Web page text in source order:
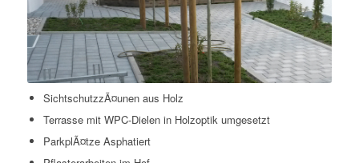
SichtschutzzÃ¤unen aus Holz
Terrasse mit WPC-Dielen in Holzoptik umgesetzt
ParkplÃ¤tze Asphatiert